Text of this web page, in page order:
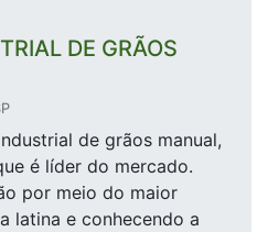
DE GRÃOS
de grãos manual,
é líder do mercado.
por meio do maior
latina e conhecendo a